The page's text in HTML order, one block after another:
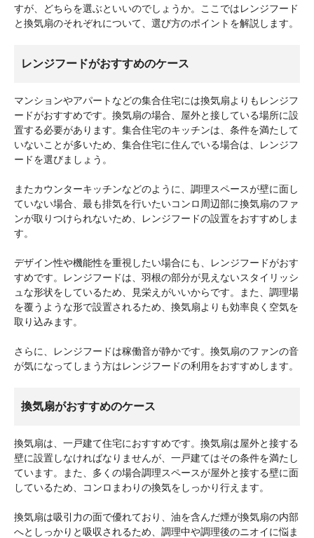
すが、どちらを選ぶといいのでしょうか。ここではレンジフード
と換気扇のそれぞれについて、選び方のポイントを解説します。
レンジフードがおすすめのケース
マンションやアパートなどの集合住宅には換気扇よりもレンジフ
ードがおすすめです。換気扇の場合、屋外と接している場所に設
置する必要があります。集合住宅のキッチンは、条件を満たして
いないことが多いため、集合住宅に住んでいる場合は、レンジフ
ードを選びましょう。
またカウンターキッチンなどのように、調理スペースが壁に面し
ていない場合、最も排気を行いたいコンロ周辺部に換気扇のファ
ンが取りつけられないため、レンジフードの設置をおすすめしま
す。
デザイン性や機能性を重視したい場合にも、レンジフードがおす
すめです。レンジフードは、羽根の部分が見えないスタイリッシ
ュな形状をしているため、見栄えがいいからです。また、調理場
を覆うような形で設置されるため、換気扇よりも効率良く空気を
取り込みます。
さらに、レンジフードは稼働音が静かです。換気扇のファンの音
が気になってしまう方はレンジフードの利用をおすすめします。
換気扇がおすすめのケース
換気扇は、一戸建て住宅におすすめです。換気扇は屋外と接する
壁に設置しなければなりませんが、一戸建てはその条件を満たし
ています。また、多くの場合調理スペースが屋外と接する壁に面
しているため、コンロまわりの換気をしっかり行えます。
換気扇は吸引力の面で優れており、油を含んだ煙が換気扇の内部
へとしっかりと吸収されるため、調理中や調理後のニオイに悩ま